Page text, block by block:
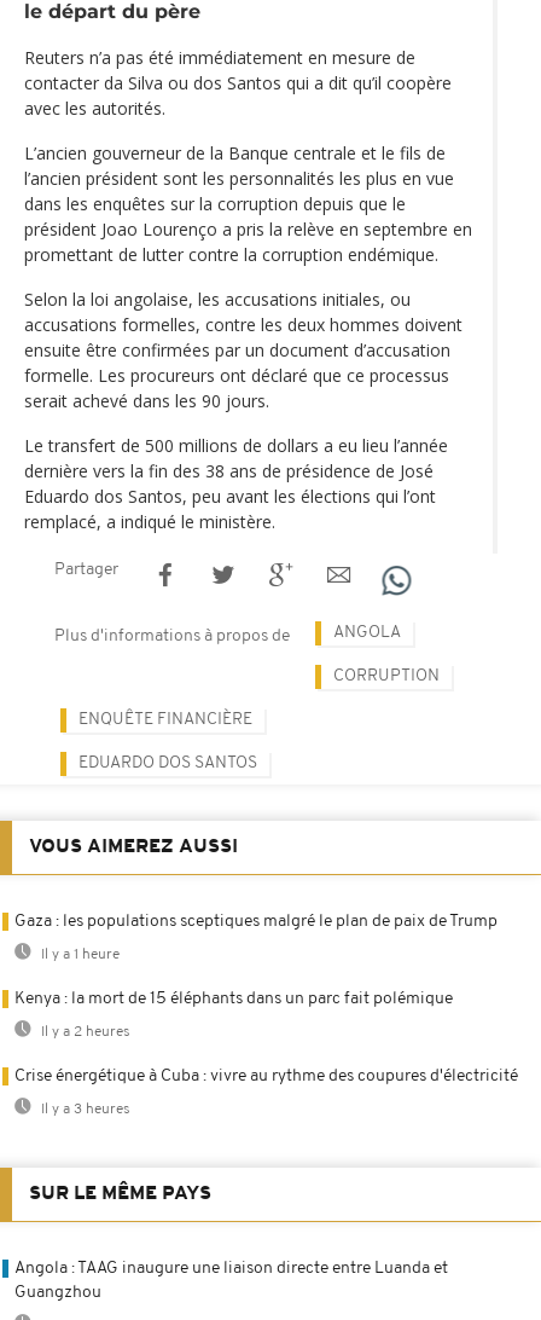
le départ du père
Reuters n’a pas été immédiatement en mesure de
contacter da Silva ou dos Santos qui a dit qu’il coopère
avec les autorités.
L’ancien gouverneur de la Banque centrale et le fils de
l’ancien président sont les personnalités les plus en vue
dans les enquêtes sur la corruption depuis que le
président Joao Lourenço a pris la relève en septembre en
promettant de lutter contre la corruption endémique.
Selon la loi angolaise, les accusations initiales, ou
accusations formelles, contre les deux hommes doivent
ensuite être confirmées par un document d’accusation
formelle. Les procureurs ont déclaré que ce processus
serait achevé dans les 90 jours.
Le transfert de 500 millions de dollars a eu lieu l’année
dernière vers la fin des 38 ans de présidence de José
Eduardo dos Santos, peu avant les élections qui l’ont
remplacé, a indiqué le ministère.
Partager
Plus d'informations à propos de ANGOLA
CORRUPTION
ENQUÊTE FINANCIÈRE
EDUARDO DOS SANTOS
VOUS AIMEREZ AUSSI
Gaza : les populations sceptiques malgré le plan de paix de Trump
Il y a 1 heure
Kenya : la mort de 15 éléphants dans un parc fait polémique
Il y a 2 heures
Crise énergétique à Cuba : vivre au rythme des coupures d'électricité
Il y a 3 heures
SUR LE MÊME PAYS
Angola : TAAG inaugure une liaison directe entre Luanda et
Guangzhou